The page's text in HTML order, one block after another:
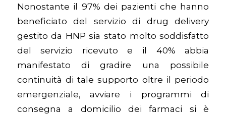
Nonostante il 97% dei pazienti che hanno
beneficiato del servizio di drug delivery
gestito da HNP sia stato molto soddisfatto
del servizio ricevuto e il 40% abbia
manifestato di gradire una possibile
continuità di tale supporto oltre il periodo
emergenziale, avviare i programmi di
consegna a domicilio dei farmaci si è